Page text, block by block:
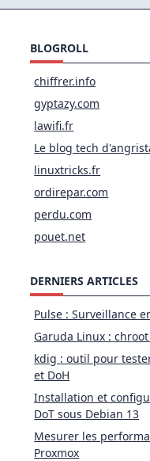
BLOGROLL
chiffrer.info
gyptazy.com
lawifi.fr
Le blog tech
linuxtricks.fr
ordirepar.com
perdu.com
pouet.net
DERNIERS ARTICLES
Pulse : Surveillance
Garuda Linux :
kdig : outil pour
et DoH
Installation et
DoT sous Debian 13
Mesurer les
Proxmox